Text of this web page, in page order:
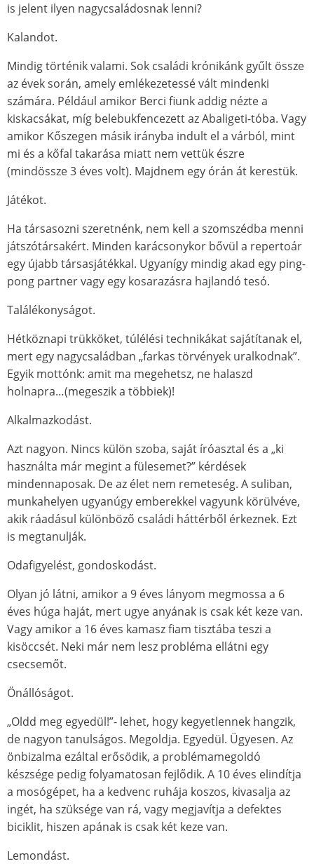
is jelent ilyen nagycsaládosnak lenni?
Kalandot.
Mindig történik valami. Sok családi krónikánk gyűlt össze
az évek során, amely emlékezetessé vált mindenki
számára. Például amikor Berci fiunk addig nézte a
kiskacsákat, míg belebukfencezett az Abaligeti-tóba. Vagy
amikor Kőszegen másik irányba indult el a várból, mint
mi és a kőfal takarása miatt nem vettük észre
(mindössze 3 éves volt). Majdnem egy órán át kerestük.
Játékot.
Ha társasozni szeretnénk, nem kell a szomszédba menni
játszótársakért. Minden karácsonykor bővül a repertoár
egy újabb társasjátékkal. Ugyanígy mindig akad egy ping-
pong partner vagy egy kosarazásra hajlandó tesó.
Találékonyságot.
Hétköznapi trükköket, túlélési technikákat sajátítanak el,
mert egy nagycsaládban „farkas törvények uralkodnak”.
Egyik mottónk: amit ma megehetsz, ne halaszd
holnapra…(megeszik a többiek)!
Alkalmazkodást.
Azt nagyon. Nincs külön szoba, saját íróasztal és a „ki
használta már megint a fülesemet?” kérdések
mindennaposak. De az élet nem remeteség. A suliban,
munkahelyen ugyanúgy emberekkel vagyunk körülvéve,
akik ráadásul különböző családi háttérből érkeznek. Ezt
is megtanulják.
Odafigyelést, gondoskodást.
Olyan jó látni, amikor a 9 éves lányom megmossa a 6
éves húga haját, mert ugye anyának is csak két keze van.
Vagy amikor a 16 éves kamasz fiam tisztába teszi a
kisöccsét. Neki már nem lesz probléma ellátni egy
csecsemőt.
Önállóságot.
„Oldd meg egyedül!”- lehet, hogy kegyetlennek hangzik,
de nagyon tanulságos. Megoldja. Egyedül. Ügyesen. Az
önbizalma ezáltal erősödik, a problémamegoldó
készsége pedig folyamatosan fejlődik. A 10 éves elindítja
a mosógépet, ha a kedvenc ruhája koszos, kivasalja az
ingét, ha szüksége van rá, vagy megjavítja a defektes
biciklit, hiszen apának is csak két keze van.
Lemondást.